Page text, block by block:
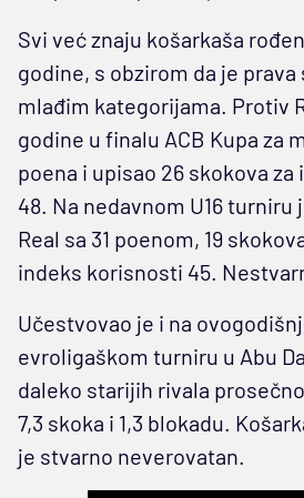
Svi već znaju košarkaša
godine, s obzirom da je prava
mlađim kategorijama. Protiv
godine u finalu ACB Kupa za
poena i upisao 26 skokova
48. Na nedavnom U16 turniru
Real sa 31 poenom, 19
indeks korisnosti 45.
Učestvovao je i na
evroligaškom turniru u Abu
daleko starijih rivala
7,3 skoka i 1,3 blokadu.
je stvarno neverovatan.